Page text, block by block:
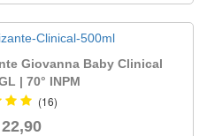
Giovanna Baby Clinical
| 70° INPM
(16)